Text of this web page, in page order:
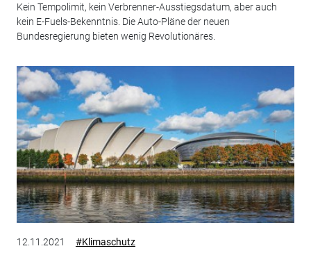
Kein Tempolimit, kein Verbrenner-Ausstiegsdatum, aber auch
kein E-Fuels-Bekenntnis. Die Auto-Pläne der neuen
Bundesregierung bieten wenig Revolutionäres.
12.11.2021 #Klimaschutz